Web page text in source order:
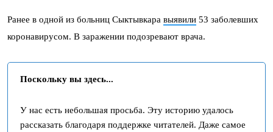
Ранее в одной из больниц Сыктывкара выявили 53 заболевших
коронавирусом. В заражении подозревают врача.
Поскольку вы здесь...
У нас есть небольшая просьба. Эту историю удалось
рассказать благодаря поддержке читателей. Даже самое